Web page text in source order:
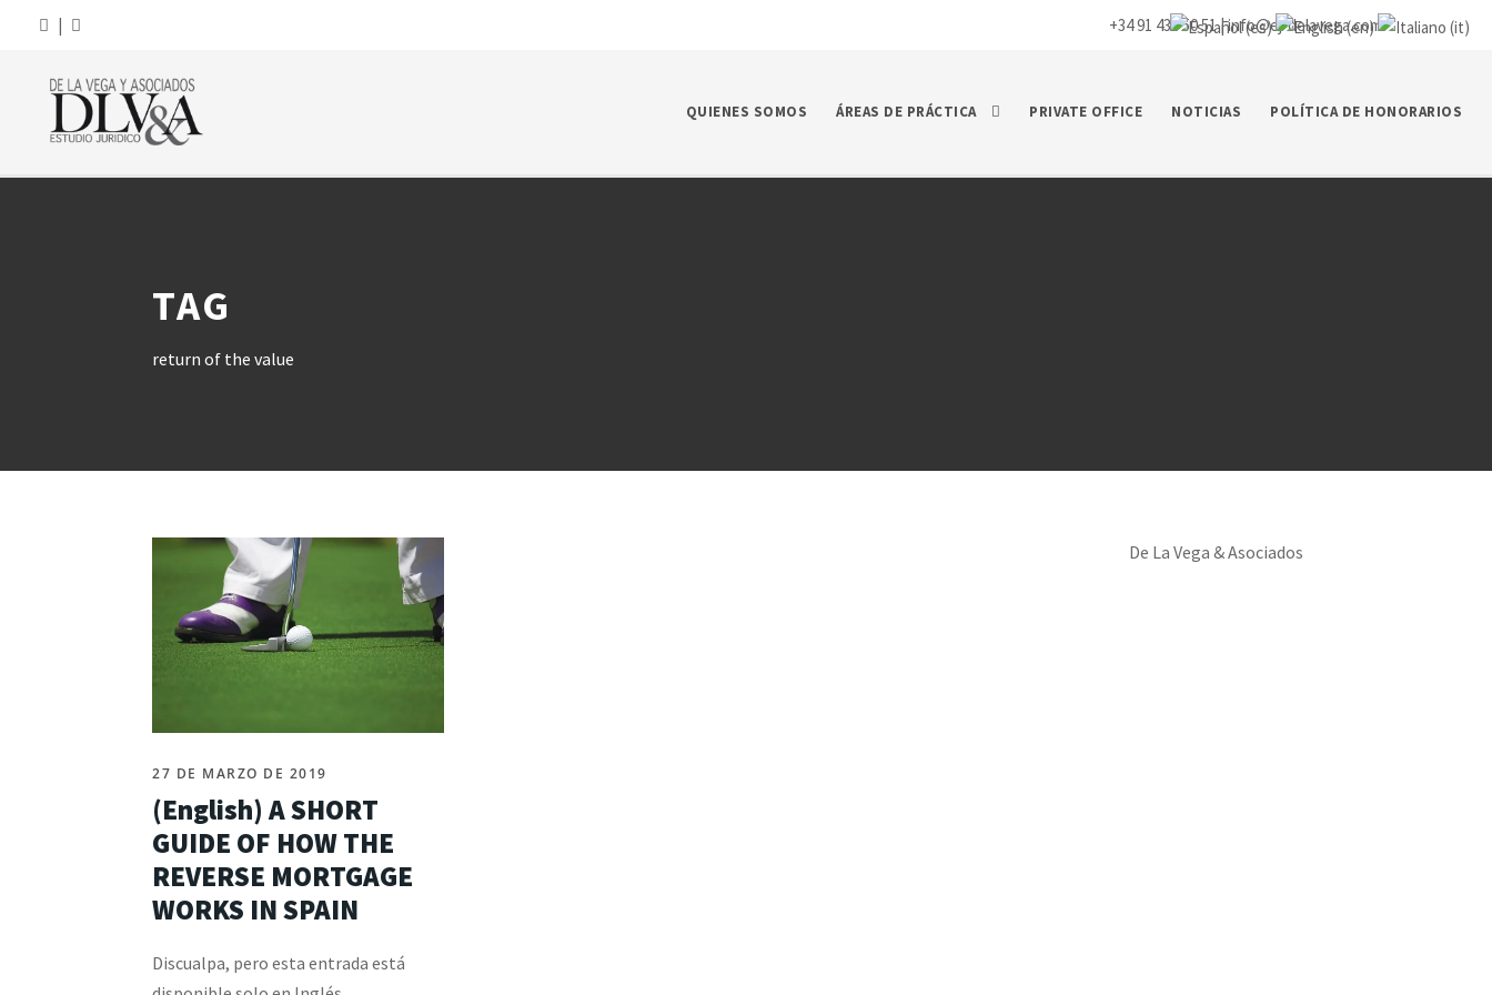
| +34 91 435 50 51 |info@ej-delavega.com
QUIENES SOMOS ÁREAS DE PRÁCTICA PRIVATE OFFICE NOTICIAS POLÍTICA DE HONORARIOS
TAG
return of the value
27 DE MARZO DE 2019
(English) A SHORT
GUIDE OF HOW THE
REVERSE MORTGAGE
WORKS IN SPAIN
Discualpa, pero esta entrada está
De La Vega & Asociados